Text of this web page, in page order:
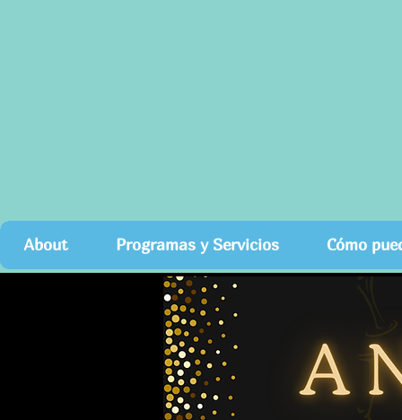
About Programas y Servicios Cómo